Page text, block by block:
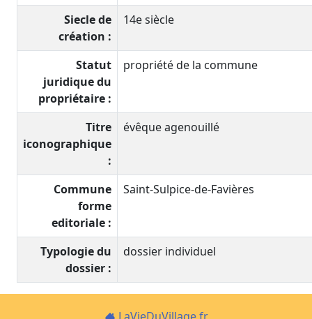
Siecle de
création :
14e siècle
Statut
juridique du
propriétaire :
propriété de la commune
Titre
iconographique
:
évêque agenouillé
Commune
forme
editoriale :
Saint-Sulpice-de-Favières
Typologie du
dossier :
dossier individuel